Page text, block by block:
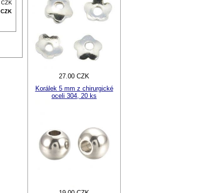
CZK
CZK
27.00 CZK
Korálek 5 mm z chirurgické
oceli 304, 20 ks